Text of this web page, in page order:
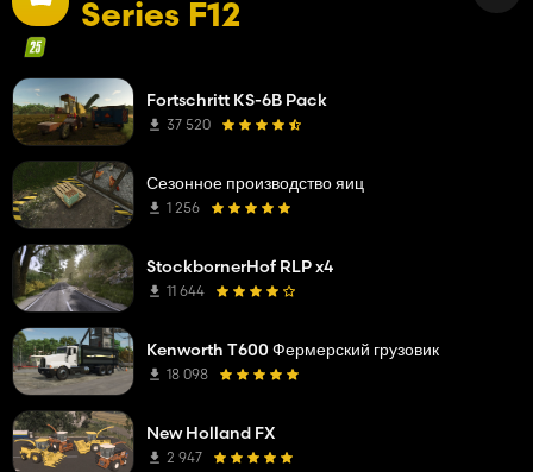
Series F12
Fortschritt KS-6B Pack
37 520
Сезонное производство яиц
1 256
StockbornerHof RLP x4
11 644
Kenworth T600 Фермерский грузовик
18 098
New Holland FX
2 947